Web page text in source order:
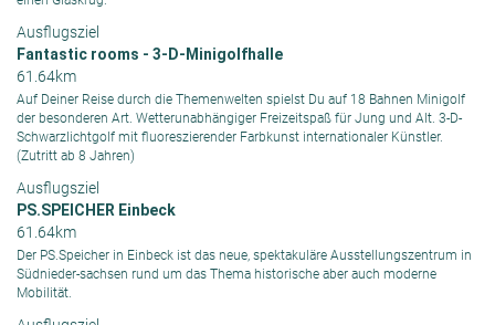
Ausflugsziel
Fantastic rooms - 3-D-Minigolfhalle
61.64km
Auf Deiner Reise durch die Themenwelten spielst Du auf 18 Bahnen Minigolf
der besonderen Art. Wetterunabhängiger Freizeitspaß für Jung und Alt. 3-D-
Schwarzlichtgolf mit fluoreszierender Farbkunst internationaler Künstler.
(Zutritt ab 8 Jahren)
Ausflugsziel
PS.SPEICHER Einbeck
61.64km
Der PS.Speicher in Einbeck ist das neue, spektakuläre Ausstellungszentrum in
Südnieder-sachsen rund um das Thema historische aber auch moderne
Mobilität.